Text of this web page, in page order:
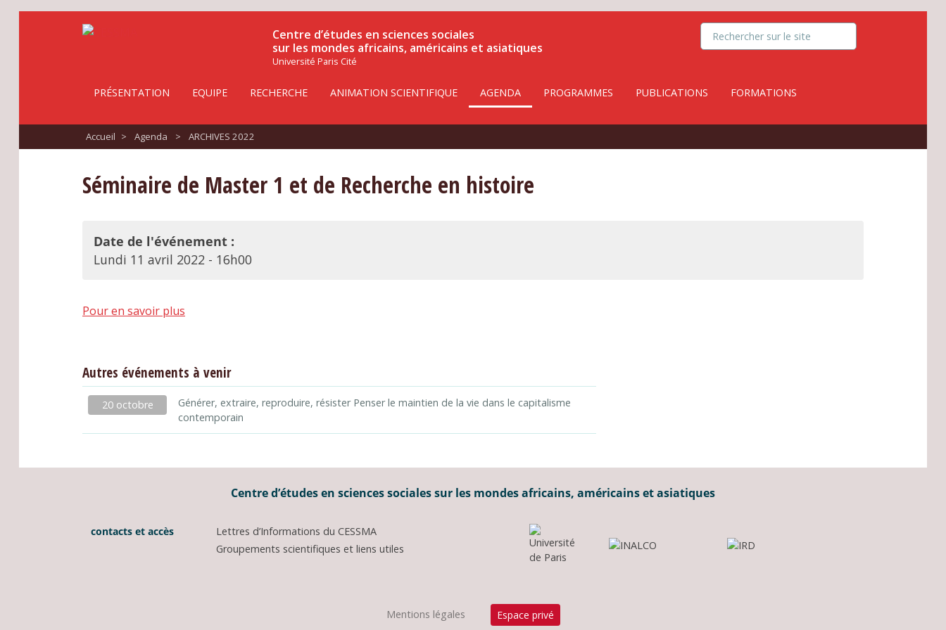
Centre d’études en sciences sociales
sur les mondes africains, américains et asiatiques
Université Paris Cité
PRÉSENTATION EQUIPE RECHERCHE ANIMATION SCIENTIFIQUE AGENDA PROGRAMMES PUBLICATIONS FORMATIONS
Accueil > Agenda > ARCHIVES 2022
Séminaire de Master 1 et de Recherche en histoire
Date de l'événement :
Lundi 11 avril 2022 - 16h00
Pour en savoir plus
Autres événements à venir
20 octobre
Générer, extraire, reproduire, résister Penser le maintien de la vie dans le capitalisme
contemporain
Centre d’études en sciences sociales sur les mondes africains, américains et asiatiques
contacts et accès
Lettres d’Informations du CESSMA
Groupements scientifiques et liens utiles
Mentions légales Espace privé